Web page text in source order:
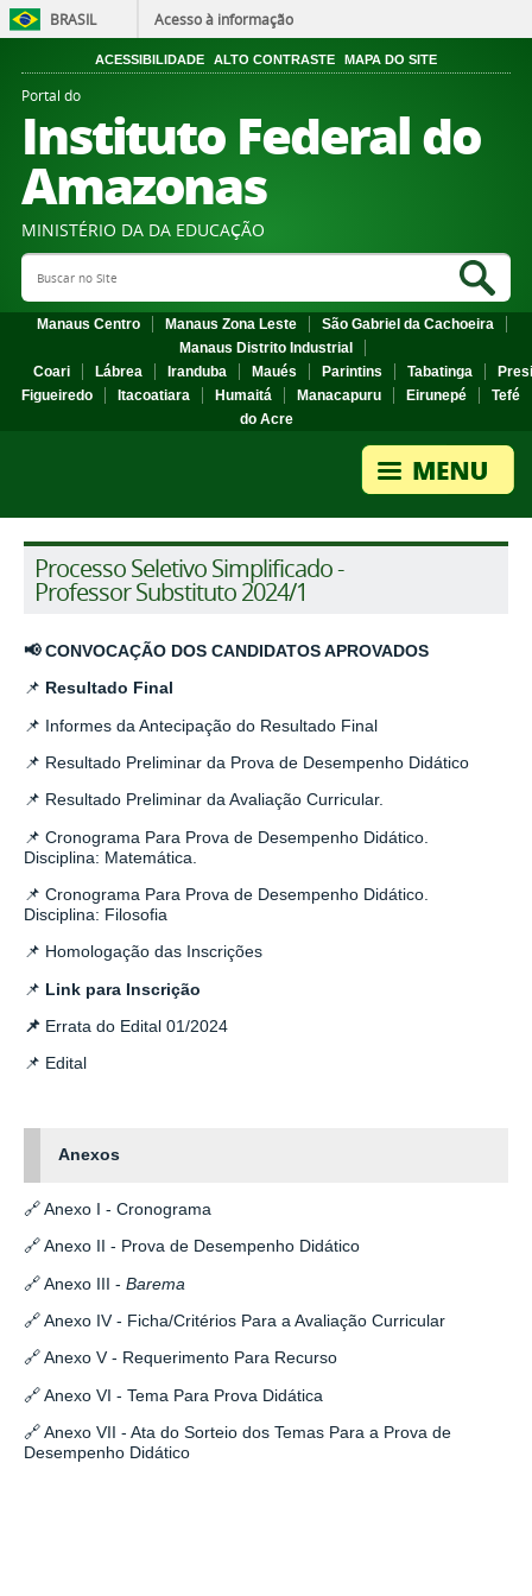
BRASIL Acesso à informação
ACESSIBILIDADE ALTO CONTRASTE MAPA DO SITE
Portal do
Instituto Federal do
Amazonas
MINISTÉRIO DA DA EDUCAÇÃO
Search Site
Manaus Centro Manaus Zona Leste
São Gabriel da Cachoeira
Manaus Distrito Industrial
Coari
Lábrea Iranduba Maués Parintins Tabatinga
Figueiredo
Itacoatiara Humaitá Manacapuru Eirunepé
Tefé
do Acre
Processo Seletivo Simplificado -
Professor Substituto 2024/1
📢 CONVOCAÇÃO DOS CANDIDATOS APROVADOS
📌 Resultado Final
📌 Informes da Antecipação do Resultado Final
📌 Resultado Preliminar da Prova de Desempenho Didático
📌 Resultado Preliminar da Avaliação Curricular.
📌 Cronograma Para Prova de Desempenho Didático.
Disciplina: Matemática.
📌 Cronograma Para Prova de Desempenho Didático.
Disciplina: Filosofia
📌 Homologação das Inscrições
📌 Link para Inscrição
📌 Errata do Edital 01/2024
📌 Edital
Anexos
🔗 Anexo I - Cronograma
🔗 Anexo II - Prova de Desempenho Didático
🔗 Anexo III - Barema
🔗 Anexo IV - Ficha/Critérios Para a Avaliação Curricular
🔗 Anexo V - Requerimento Para Recurso
🔗 Anexo VI - Tema Para Prova Didática
🔗 Anexo VII - Ata do Sorteio dos Temas Para a Prova de
Desempenho Didático